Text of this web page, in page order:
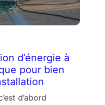
d’énergie à
pour bien
d’abord